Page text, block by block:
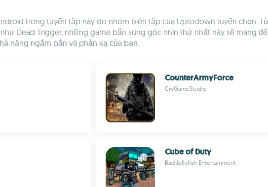
trong tuyển tập này do nhóm biên tập của Uptodown tuyển chọn.
Dead Trigger, những game bắn súng góc nhìn thứ nhất này sẽ mang
năng ngắm bắn và phản xạ của bạn.
CounterArmyForce
CryGameStudio
Cube of Duty
Bad Jellyfish Entertainment